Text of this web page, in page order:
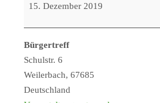
Weilerbach
4
-
SC
Ramstein-
15. Dezember 2019
Bürgertreff
Schulstr. 6
Weilerbach, 67685
Deutschland